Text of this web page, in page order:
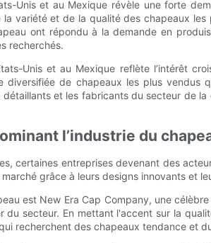
Unis et au Mexique révèle une forte
variété et de la qualité des chapeaux
ont répondu à la demande en
recherchés.
Unis et au Mexique reflète l’intérêt
de chapeaux les plus
et les fabricants du secteur de
l’industrie du
certaines entreprises devenant des
grâce à leurs designs innovants et
est New Era Cap Company, une
secteur. En mettant l'accent sur la
recherchent des chapeaux tendance et